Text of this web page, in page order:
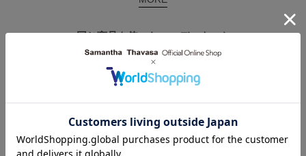
同じ商品を使ったコーディネート